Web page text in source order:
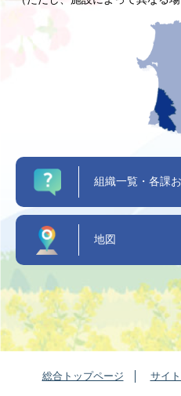
組織一覧・各課
地図
総合トップページ サイ